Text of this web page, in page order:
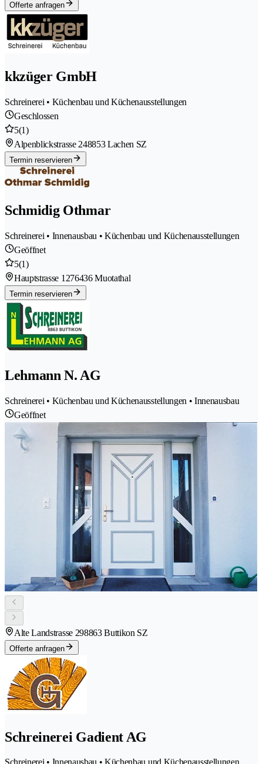
Offerte anfragen
kkzüger GmbH
Schreinerei • Küchenbau und Küchenausstellungen
Geschlossen
5(1)
Alpenblickstrasse 248853 Lachen SZ
Termin reservieren
Schmidig Othmar
Schreinerei • Innenausbau • Küchenbau und Küchenausstellungen
Geöffnet
5(1)
Hauptstrasse 1276436 Muotathal
Termin reservieren
Lehmann N. AG
Schreinerei • Küchenbau und Küchenausstellungen • Innenausbau
Geöffnet
Alte Landstrasse 298863 Buttikon SZ
Offerte anfragen
Schreinerei Gadient AG